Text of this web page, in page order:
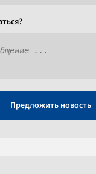
Предложить новость